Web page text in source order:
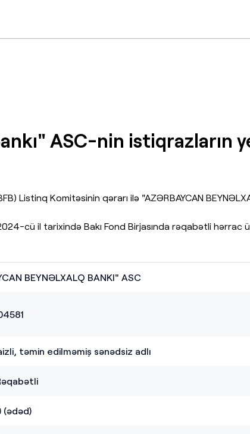
ASC-nin istiqrazların
Listinq Komitəsinin qərarı ilə "AZƏRBAYCAN
cü il tarixində Bakı Fond Birjasında rəqabətli hərrac
BEYNƏLXALQ BANKI" ASC
təmin edilməmiş sənədsiz adlı
(ədəd)